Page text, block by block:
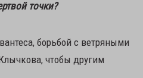
точки?
борьбой с ветряными
чтобы другим